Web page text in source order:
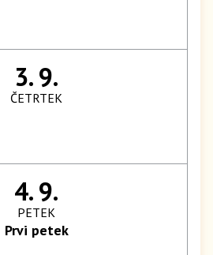
3. 9.
ČETRTEK
4. 9.
PETEK
Prvi petek